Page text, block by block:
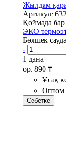
Жылдам
Артикул:
Қоймада бар
ЭКО
Бөлшек
-
1 дана
ор. 890 ₸
Ұсақ
Оптом
Себетке